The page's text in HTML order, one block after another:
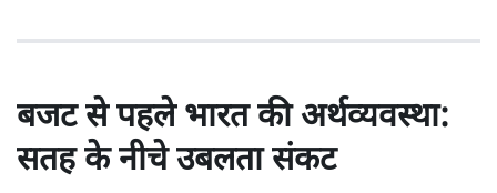
बजट से पहले भारत की अर्थव्यवस्था:
सतह के नीचे उबलता संकट